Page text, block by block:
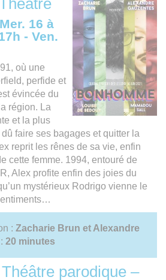
16 à
- Ven.
où une
perfide et
évincée du
région. La
et la plus
faire ses bagages et quitter la
reprit les rênes de sa vie, enfin
cette femme. 1994, entouré de
Alex profite enfin des joies du
mystérieux Rodrigo vienne le
: Zacharie Brun et Alexandre
20 minutes
parodique –